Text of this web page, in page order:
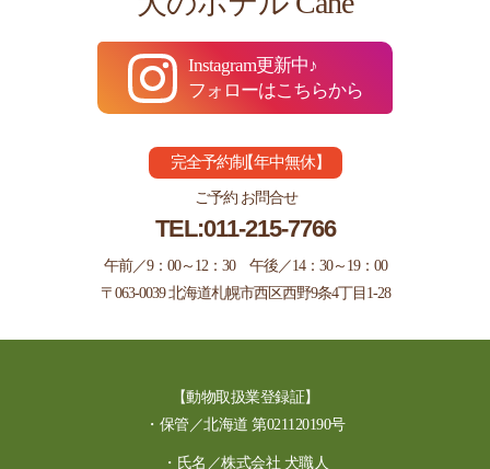
Instagram更新中♪
フォローはこちらから
完全予約制【年中無休】
ご予約 お問合せ
TEL:011-215-7766
午前／9：00～12：30 午後／14：30～19：00
〒063-0039 北海道札幌市西区西野9条4丁目1-28
【動物取扱業登録証】
・保管／北海道 第021120190号
・氏名／株式会社 犬職人